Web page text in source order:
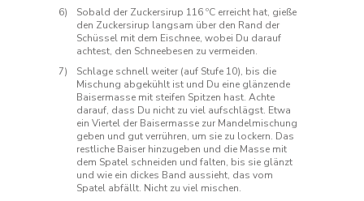
Sobald der Zuckersirup 116 ºC erreicht hat, gieße
den Zuckersirup langsam über den Rand der
Schüssel mit dem Eischnee, wobei Du darauf
achtest, den Schneebesen zu vermeiden.
Schlage schnell weiter (auf Stufe 10), bis die
Mischung abgekühlt ist und Du eine glänzende
Baisermasse mit steifen Spitzen hast. Achte
darauf, dass Du nicht zu viel aufschlägst. Etwa
ein Viertel der Baisermasse zur Mandelmischung
geben und gut verrühren, um sie zu lockern. Das
restliche Baiser hinzugeben und die Masse mit
dem Spatel schneiden und falten, bis sie glänzt
und wie ein dickes Band aussieht, das vom
Spatel abfällt. Nicht zu viel mischen.